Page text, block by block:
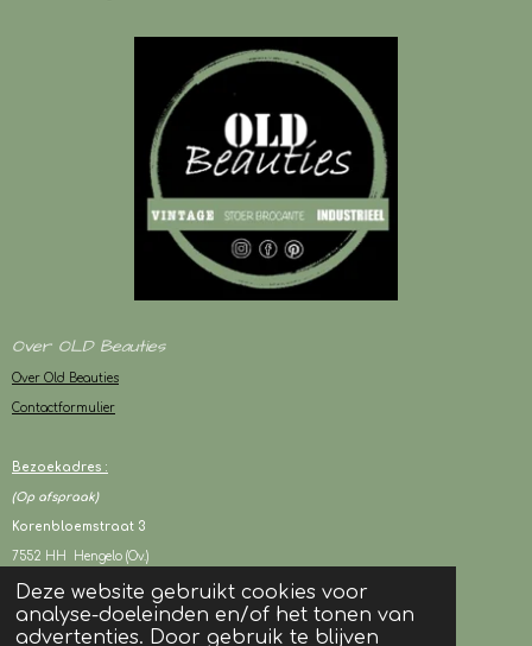
Deze website gebruikt cookies voor
analyse-doeleinden en/of het tonen van
advertenties. Door gebruik te blijven
Over OLD Beauties
Over Old Beauties
Contactformulier
Bezoekadres :
(Op afspraak)
Korenbloemstraat 3
7552 HH Hengelo (Ov.)
KVK : 94243417